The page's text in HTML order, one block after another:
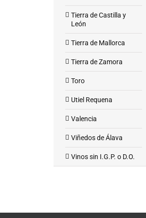
Tierra de Castilla y
León
Tierra de Mallorca
Tierra de Zamora
Toro
Utiel Requena
Valencia
Viñedos de Álava
Vinos sin I.G.P. o D.O.